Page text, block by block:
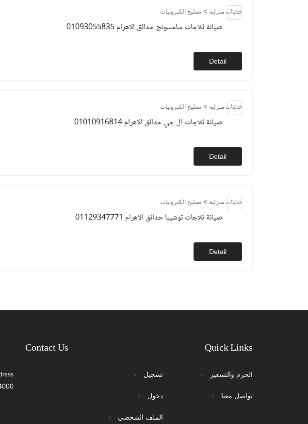
خدمات منزلية > تصليح الكترونيات
صيانة ثلاجات سامسونج حدائق الاهرام 01093055835
Detail
خدمات منزلية > تصليح الكترونيات
صيانة ثلاجات ال جي حدائق الاهرام 01010916814
Detail
خدمات منزلية > تصليح الكترونيات
صيانة ثلاجات توشيبا حدائق الاهرام 01129347771
Detail
Contact Us Quick Links
تسجيل
دخول
الملف الشخصي
الحزم والتسعير
تواصل معنا